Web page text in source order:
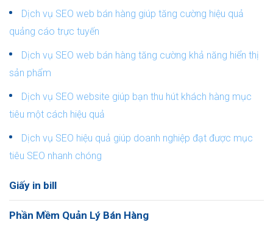
Dịch vụ SEO web bán hàng giúp tăng cường hiệu quả
quảng cáo trực tuyến
Dịch vụ SEO web bán hàng tăng cường khả năng hiển thị
sản phẩm
Dịch vụ SEO website giúp bạn thu hút khách hàng mục
tiêu một cách hiệu quả
Dịch vụ SEO hiệu quả giúp doanh nghiệp đạt được mục
tiêu SEO nhanh chóng
Giấy in bill
Phần Mềm Quản Lý Bán Hàng